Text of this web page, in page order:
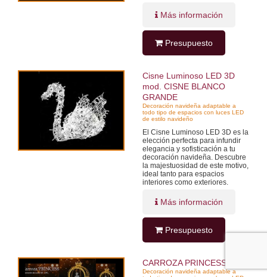
Más información
Presupuesto
Cisne Luminoso LED 3D
mod. CISNE BLANCO
GRANDE
Decoración navideña adaptable a
todo tipo de espacios con luces LED
de estilo navideño
El Cisne Luminoso LED 3D es la
elección perfecta para infundir
elegancia y sofisticación a tu
decoración navideña. Descubre
la majestuosidad de este motivo,
ideal tanto para espacios
interiores como exteriores.
Más información
Presupuesto
CARROZA PRINCESS
Decoración navideña adaptable a